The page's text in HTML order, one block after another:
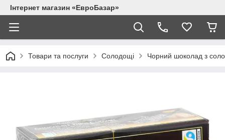
Інтернет магазин «ЕвроБазар»
Товари та послуги Солодощі Чорний шоколад з